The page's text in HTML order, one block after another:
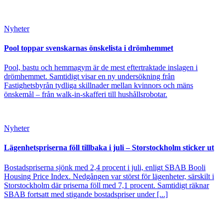
Nyheter
Pool toppar svenskarnas önskelista i drömhemmet
Pool, bastu och hemmagym är de mest eftertraktade inslagen i
drömhemmet. Samtidigt visar en ny undersökning från
Fastighetsbyrån tydliga skillnader mellan kvinnors och mäns
önskemål – från walk-in-skafferi till hushållsrobotar.
Nyheter
Lägenhetspriserna föll tillbaka i juli – Storstockholm sticker ut
Bostadspriserna sjönk med 2,4 procent i juli, enligt SBAB Booli
Housing Price Index. Nedgången var störst för lägenheter, särskilt i
Storstockholm där priserna föll med 7,1 procent. Samtidigt räknar
SBAB fortsatt med stigande bostadspriser under [...]